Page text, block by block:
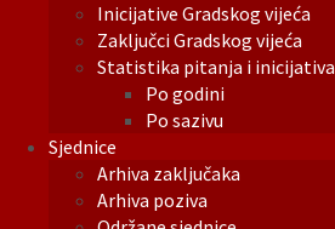
Inicijative Gradskog vijeća
Zaključci Gradskog vijeća
Statistika pitanja i inicijativa
Po godini
Po sazivu
Sjednice
Arhiva zaključaka
Arhiva poziva